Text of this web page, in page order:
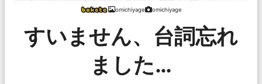
omichiyage omichiyage
すいません、台詞忘れ
ました…